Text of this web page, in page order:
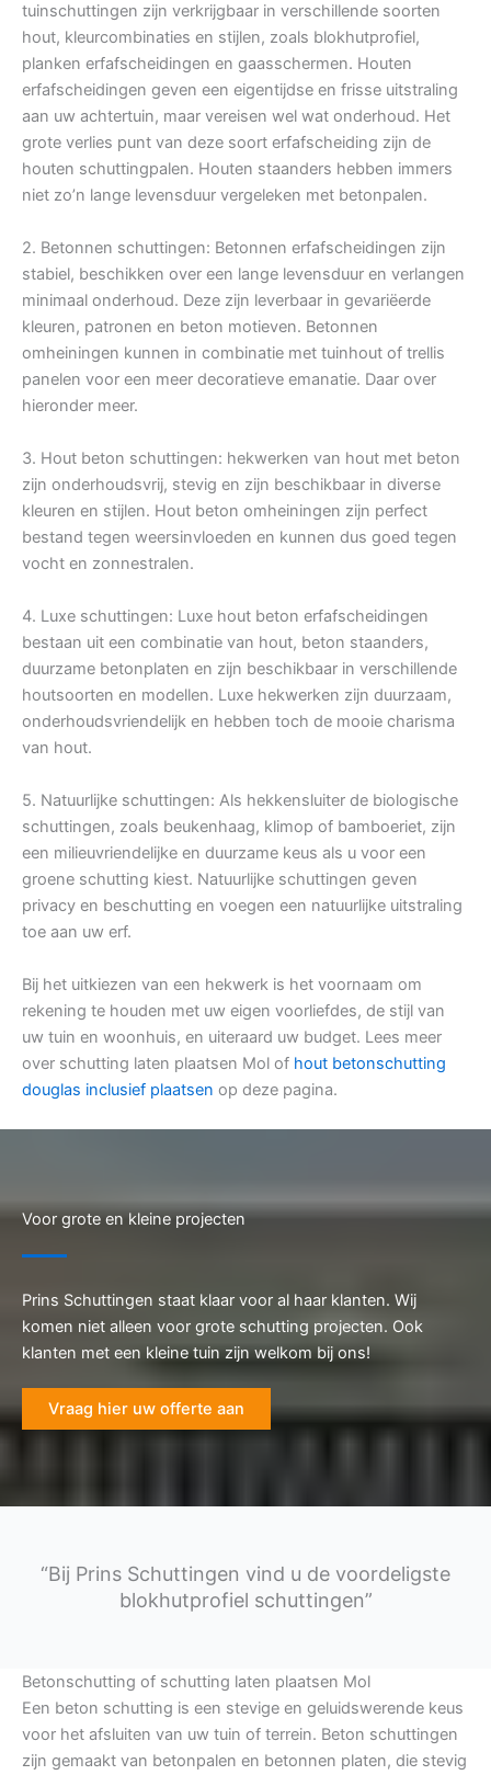
tuinschuttingen zijn verkrijgbaar in verschillende soorten
hout, kleurcombinaties en stijlen, zoals blokhutprofiel,
planken erfafscheidingen en gaasschermen. Houten
erfafscheidingen geven een eigentijdse en frisse uitstraling
aan uw achtertuin, maar vereisen wel wat onderhoud. Het
grote verlies punt van deze soort erfafscheiding zijn de
houten schuttingpalen. Houten staanders hebben immers
niet zo’n lange levensduur vergeleken met betonpalen.
2. Betonnen schuttingen: Betonnen erfafscheidingen zijn
stabiel, beschikken over een lange levensduur en verlangen
minimaal onderhoud. Deze zijn leverbaar in gevariëerde
kleuren, patronen en beton motieven. Betonnen
omheiningen kunnen in combinatie met tuinhout of trellis
panelen voor een meer decoratieve emanatie. Daar over
hieronder meer.
3. Hout beton schuttingen: hekwerken van hout met beton
zijn onderhoudsvrij, stevig en zijn beschikbaar in diverse
kleuren en stijlen. Hout beton omheiningen zijn perfect
bestand tegen weersinvloeden en kunnen dus goed tegen
vocht en zonnestralen.
4. Luxe schuttingen: Luxe hout beton erfafscheidingen
bestaan uit een combinatie van hout, beton staanders,
duurzame betonplaten en zijn beschikbaar in verschillende
houtsoorten en modellen. Luxe hekwerken zijn duurzaam,
onderhoudsvriendelijk en hebben toch de mooie charisma
van hout.
5. Natuurlijke schuttingen: Als hekkensluiter de biologische
schuttingen, zoals beukenhaag, klimop of bamboeriet, zijn
een milieuvriendelijke en duurzame keus als u voor een
groene schutting kiest. Natuurlijke schuttingen geven
privacy en beschutting en voegen een natuurlijke uitstraling
toe aan uw erf.
Bij het uitkiezen van een hekwerk is het voornaam om
rekening te houden met uw eigen voorliefdes, de stijl van
uw tuin en woonhuis, en uiteraard uw budget. Lees meer
over schutting laten plaatsen Mol of hout betonschutting
douglas inclusief plaatsen op deze pagina.
Voor grote en kleine projecten
Prins Schuttingen staat klaar voor al haar klanten. Wij
komen niet alleen voor grote schutting projecten. Ook
klanten met een kleine tuin zijn welkom bij ons!
Vraag hier uw offerte aan
“Bij Prins Schuttingen vind u de voordeligste
blokhutprofiel schuttingen”
Betonschutting of schutting laten plaatsen Mol
Een beton schutting is een stevige en geluidswerende keus
voor het afsluiten van uw tuin of terrein. Beton schuttingen
zijn gemaakt van betonpalen en betonnen platen, die stevig